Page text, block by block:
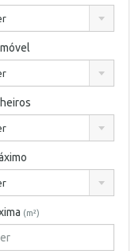
(m²)